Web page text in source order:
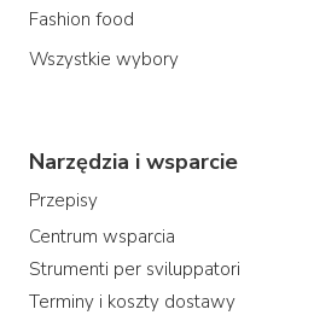
Fashion food
Wszystkie wybory
Narzędzia i wsparcie
Przepisy
Centrum wsparcia
Strumenti per sviluppatori
Terminy i koszty dostawy